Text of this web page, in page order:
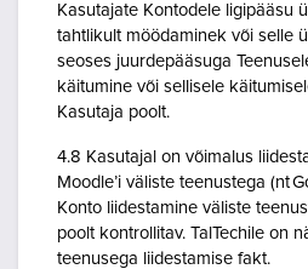
Kasutajate Kontodele ligipääsu
tahtlikult möödaminek või selle
seoses juurdepääsuga
käitumine või sellisele
Kasutaja poolt.
4.8 Kasutajal on võimalus
Moodle’i väliste teenustega (nt
Konto liidestamine väliste
poolt kontrollitav. TalTechile on
teenusega liidestamise fakt.